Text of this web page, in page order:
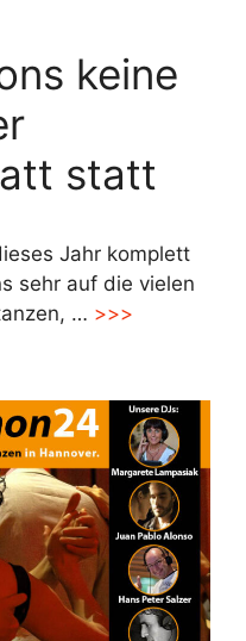
keine
statt
Jahr komplett
sehr auf die vielen
… >>>